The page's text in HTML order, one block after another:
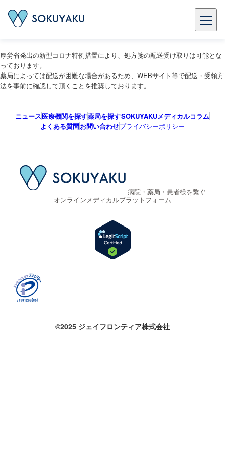
厚労省発出の新型コロナ特例措置により、処方箋の配送受け取りは可能とな
っております。
薬局によっては配送が困難な場合があるため、WEBサイト等で配送・受領方
法を事前に確認して頂くことを推奨しております。
ニュース医療機関を探す薬局を探すSOKUYAKUメディカルコラム
よくある質問お問い合わせプライバシーポリシー
病院・薬局・患者様を繋ぐ
オンラインメディカルプラットフォーム
©2025 ジェイフロンティア株式会社